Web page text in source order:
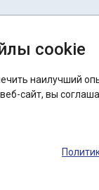
cookie
наилучший
сайт, вы